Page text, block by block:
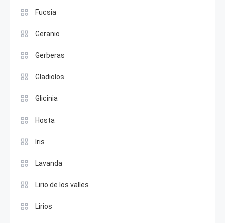
Fucsia
Geranio
Gerberas
Gladiolos
Glicinia
Hosta
Iris
Lavanda
Lirio de los valles
Lirios